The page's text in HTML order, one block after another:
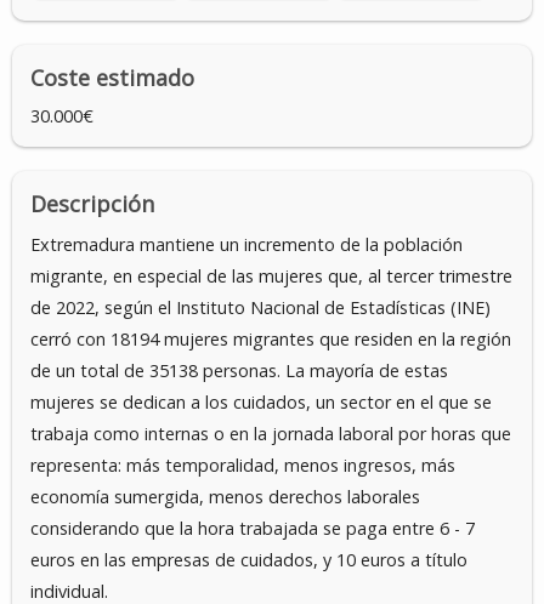
Coste estimado
30.000€
Descripción
Extremadura mantiene un incremento de la población
migrante, en especial de las mujeres que, al tercer trimestre
de 2022, según el Instituto Nacional de Estadísticas (INE)
cerró con 18194 mujeres migrantes que residen en la región
de un total de 35138 personas. La mayoría de estas
mujeres se dedican a los cuidados, un sector en el que se
trabaja como internas o en la jornada laboral por horas que
representa: más temporalidad, menos ingresos, más
economía sumergida, menos derechos laborales
considerando que la hora trabajada se paga entre 6 - 7
euros en las empresas de cuidados, y 10 euros a título
individual.